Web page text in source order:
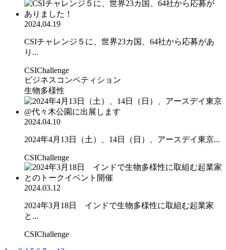
2024.04.19
CSIチャレンジ５に、世界23カ国、64社から応募があ
り...
CSIChallenge
ビジネスコンペティション
生物多様性
2024.04.10
2024年4月13日（土）、14日（日）、アースデイ東京...
CSIChallenge
2024.03.12
2024年3月18日 インドで生物多様性に取組む起業家
と...
CSIChallenge